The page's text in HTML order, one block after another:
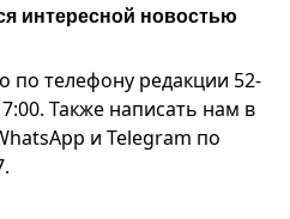
интересной новостью
по телефону редакции 52-
Также написать нам в
и Telegram по